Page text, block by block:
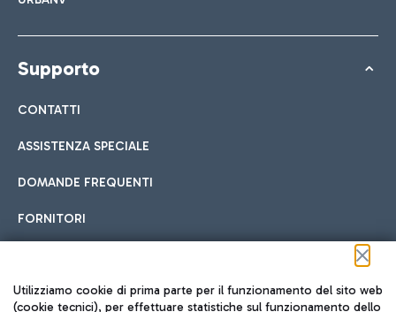
Supporto
CONTATTI
ASSISTENZA SPECIALE
DOMANDE FREQUENTI
FORNITORI
Seguici sui social
Utilizziamo cookie di prima parte per il funzionamento del sito web
(cookie tecnici), per effettuare statistiche sul funzionamento dello